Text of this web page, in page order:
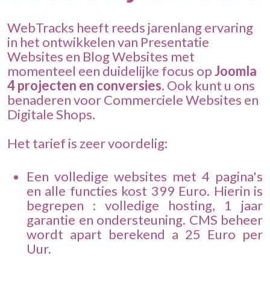
WebTracks heeft reeds jarenlang ervaring
in het ontwikkelen van Presentatie
Websites en Blog Websites met
momenteel een duidelijke focus opJoomla
4 projecten en conversies. Ook kunt u ons
benaderen voor Commerciele Websites en
Digitale Shops.
Het tarief is zeer voordelig:
Een volledige websites met 4 pagina's
en alle functies kost 399 Euro. Hierin is
begrepen : volledige hosting, 1 jaar
garantie en ondersteuning. CMS beheer
wordt apart berekend a 25 Euro per
Uur.